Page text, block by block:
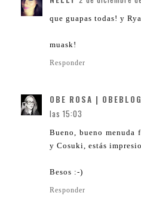
que guapas todas! y
muask!
Responder
OBE ROSA | OBEBLOG
las 15:03
Bueno, bueno menuda
y Cosuki, estás
Besos :-)
Responder